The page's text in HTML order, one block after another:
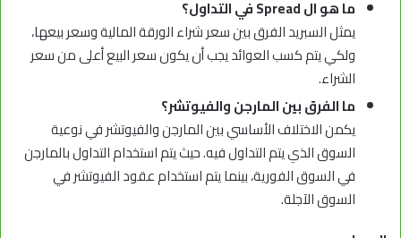
ما هو الSpreadفي التداول؟
يمثل السبريد الفرق بين سعر شراء الورقة المالية وسعر بيعها،
ولكي يتم كسب العوائد يجب أن يكون سعر البيع أعلى من سعر
الشراء.
ما الفرق بين المارجن والفيوتشر؟
يكمن الاختلاف الأساسي بين المارجن والفيوتشر في نوعية
السوق الذي يتم التداول فيه. حيث يتم استخدام التداول بالمارجن
في السوق الفورية، بينما يتم استخدام عقود الفيوتشر في
السوق الآجلة.